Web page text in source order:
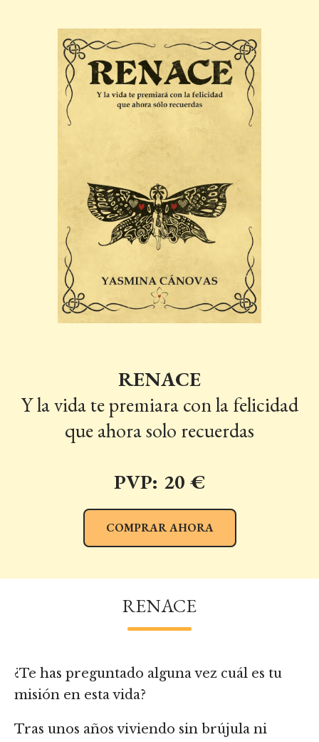
RENACE
Y la vida te premiara con la felicidad
que ahora solo recuerdas
PVP: 20 €
COMPRAR AHORA
RENACE
¿Te has preguntado alguna vez cuál es tu
misión en esta vida?
Tras unos años viviendo sin brújula ni